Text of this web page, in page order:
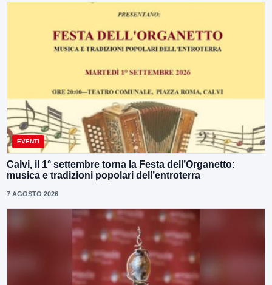
EVENTI
Calvi, il 1° settembre torna la Festa dell’Organetto:
musica e tradizioni popolari dell’entroterra
7 AGOSTO 2026